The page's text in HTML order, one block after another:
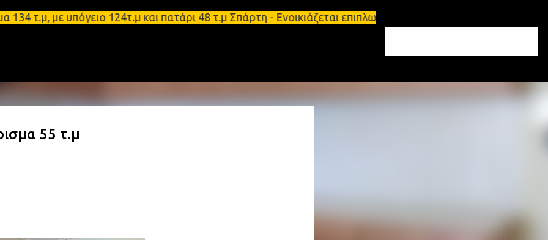
Μετάβαση στο κύριο περιεχόμενο
με υπόγειο 124τ.μ και πατάρι 48 τ.μ Σπάρτη - Ενοικιάζεται επιπλωμένο διαμέρισμα 65τ.μ
55 τ.μ